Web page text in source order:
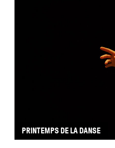
PRINTEMPS DE LA DANSE